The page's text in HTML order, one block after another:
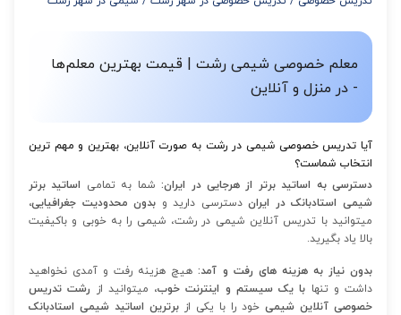
از 12 تا 15 جلسه: 7% تخفیف
معلم خصوصی شیمی رشت | قیمت بهترین معلم‌ها
- در منزل و آنلاین
آیا تدریس خصوصی شیمی در رشت به صورت آنلاین، بهترین و مهم ترین
انتخاب شماست؟
دسترسی به اساتید برتر از هرجایی در ایران: شما به تمامی اساتید برتر
شیمی استادبانک در ایران دسترسی دارید و بدون محدودیت جغرافیایی،
میتوانید با تدریس آنلاین شیمی در رشت، شیمی را به خوبی و باکیفیت
بالا یاد بگیرید.
بدون نیاز به هزینه های رفت و آمد: هیچ هزینه رفت و آمدی نخواهید
داشت و تنها با یک سیستم و اینترنت خوب، میتوانید از
رشت تدریس
خصوصی آنلاین شیمی خود را با یکی از برترین اساتید شیمی استادبانک